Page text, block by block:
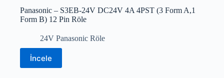
Panasonic – S3EB-24V DC24V 4A 4PST (3 Form A,1
Form B) 12 Pin Röle
24V Panasonic Röle
İncele